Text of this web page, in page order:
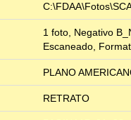
1 foto, Negativo
Escaneado,
PLANO
RETRATO